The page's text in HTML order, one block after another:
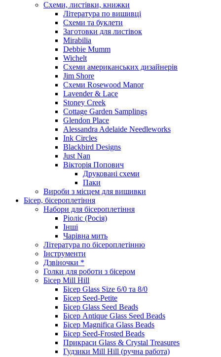
Схеми, листівки, книжки
Література по вишивці
Схеми та буклети
Заготовки для листівок
Mirabilia
Debbie Mumm
Wichelt
Схеми американських дизайнерів
Jim Shore
Cхеми Rosewood Manor
Lavender & Lace
Stoney Creek
Cottage Garden Samplings
Glendon Place
Alessandra Adelaide Needleworks
Ink Circles
Blackbird Designs
Just Nan
Вікторія Попович
Друковані схеми
Паки
Вироби з місцем для вишивки
Бісер, бісероплетіння
Набори для бісероплетіння
Ріоліс (Росія)
Інші
Чарівна мить
Література по бісероплетінню
Інструменти
Дзвіночки *
Голки для роботи з бісером
Бісер Mill Hill
Бісер Glass Size 6/0 та 8/0
Бісер Seed-Petite
Бісер Glass Seed Beads
Бісер Antique Glass Seed Beads
Бісер Magnifica Glass Beads
Бісер Seed-Frosted Beads
Прикраси Glass & Crystal Treasures
Гудзики Mill Hill (ручна работа)